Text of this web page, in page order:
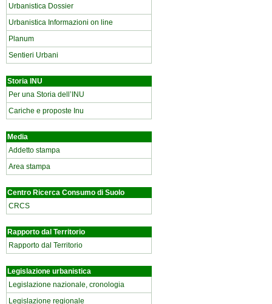
Urbanistica Dossier
Urbanistica Informazioni on line
Planum
Sentieri Urbani
Storia INU
Per una Storia dell’INU
Cariche e proposte Inu
Media
Addetto stampa
Area stampa
Centro Ricerca Consumo di Suolo
CRCS
Rapporto dal Territorio
Rapporto dal Territorio
Legislazione urbanistica
Legislazione nazionale, cronologia
Legislazione regionale